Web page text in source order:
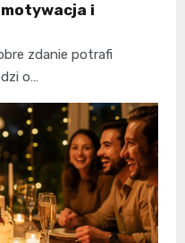
i
zdanie potrafi
o…